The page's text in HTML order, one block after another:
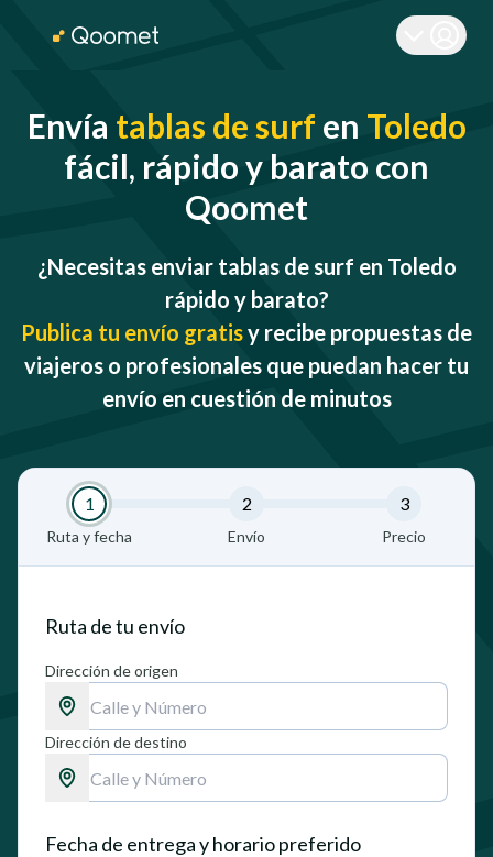
Envía tablas de surf en Toledo
fácil, rápido y barato con
Qoomet
¿Necesitas enviar tablas de surf en Toledo
rápido y barato?
Publica tu envío gratisy recibe propuestas de
viajeros o profesionales que puedan hacer tu
envío en cuestión de minutos
1
Ruta y fecha
2
Envío
3
Precio
Ruta de tu envío
Dirección de origen
Dirección de destino
Fecha de entrega y horario preferido